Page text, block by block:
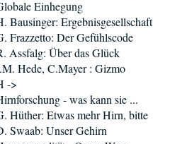
Einhegung
Bausinger: Ergebnisgesellschaft
Frazzetto: Der Gefühlscode
Assfalg: Über das Glück
Hede, C.Mayer : Gizmo
->
- was kann sie ...
Hüther: Etwas mehr Hirn, bitte
Swaab: Unser Gehirn